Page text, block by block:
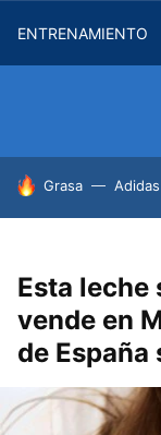
ENTRENAMIENTO
HOY SE HABLA
Grasa Adidas
Esta leche
vende en
de España